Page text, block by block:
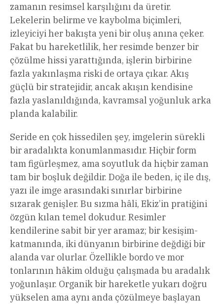
zamanın resimsel karşılığını da üretir.
Lekelerin belirme ve kaybolma biçimleri,
izleyiciyi her bakışta yeni bir oluş anına çeker.
Fakat bu hareketlilik, her resimde benzer bir
çözülme hissi yarattığında, işlerin birbirine
fazla yakınlaşma riski de ortaya çıkar. Akış
güçlü bir stratejidir, ancak akışın kendisine
fazla yaslanıldığında, kavramsal yoğunluk arka
planda kalabilir.
Seride en çok hissedilen şey, imgelerin sürekli
bir aradalıkta konumlanmasıdır. Hiçbir form
tam figürleşmez, ama soyutluk da hiçbir zaman
tam bir boşluk değildir. Doğa ile beden, iç ile dış,
yazı ile imge arasındaki sınırlar birbirine
sızarak genişler. Bu sızma hâli, Ekiz’in pratiğini
özgün kılan temel dokudur. Resimler
kendilerine sabit bir yer aramaz; bir kesişim-
katmanında, iki dünyanın birbirine değdiği bir
alanda var olurlar. Özellikle bordo ve mor
tonlarının hâkim olduğu çalışmada bu aradalık
yoğunlaşır. Organik bir hareketle yukarı doğru
yükselen ama aynı anda çözülmeye başlayan